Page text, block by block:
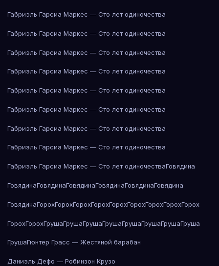
Габриэль Гарсиа Маркес — Сто лет одиночества
Габриэль Гарсиа Маркес — Сто лет одиночества
Габриэль Гарсиа Маркес — Сто лет одиночества
Габриэль Гарсиа Маркес — Сто лет одиночества
Габриэль Гарсиа Маркес — Сто лет одиночества
Габриэль Гарсиа Маркес — Сто лет одиночества
Габриэль Гарсиа Маркес — Сто лет одиночества
Габриэль Гарсиа Маркес — Сто лет одиночества
Габриэль Гарсиа Маркес — Сто лет одиночестваГовядина
ГовядинаГовядинаГовядинаГовядинаГовядинаГовядина
ГовядинаГорохГорохГорохГорохГорохГорохГорохГорохГорох
ГорохГорохГрушаГрушаГрушаГрушаГрушаГрушаГрушаГруша
ГрушаГюнтер Грасс — Жестяной барабан
Даниэль Дефо — Робинзон Крузо